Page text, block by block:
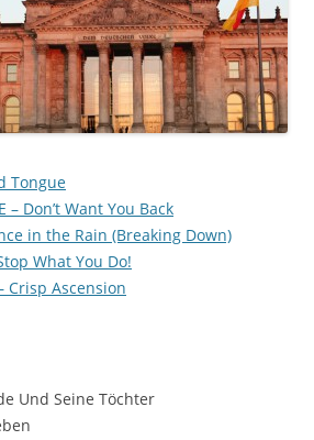
Tongue
– Don’t Want You Back
in the Rain (Breaking Down)
What You Do!
Crisp Ascension
Und Seine Töchter